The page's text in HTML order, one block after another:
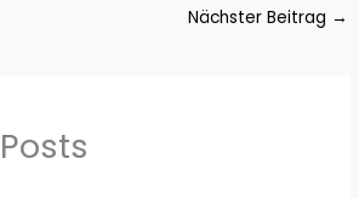
Nächster Beitrag →